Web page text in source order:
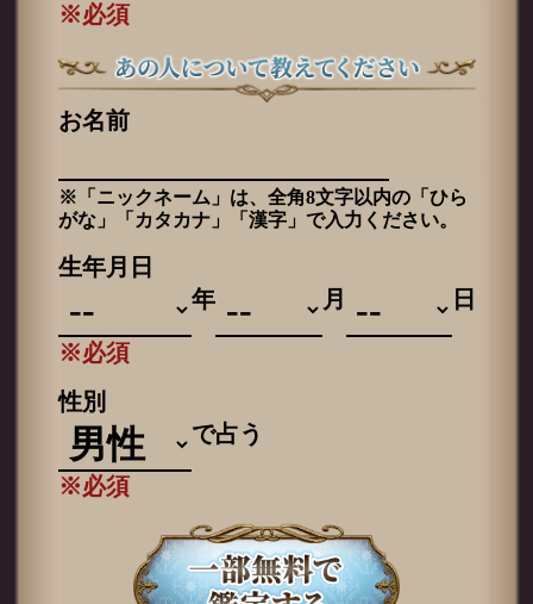
※必須
お名前
※「ニックネーム」は、全角8文字以内の「ひら
がな」「カタカナ」「漢字」で入力ください。
生年月日
年
月 日
※必須
性別
で占う
※必須